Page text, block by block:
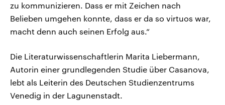
zu kommunizieren. Dass er mit Zeichen nach
Belieben umgehen konnte, dass er da so virtuos war,
macht denn auch seinen Erfolg aus.“
Die Literaturwissenschaftlerin Marita Liebermann,
Autorin einer grundlegenden Studie über Casanova,
lebt als Leiterin des Deutschen Studienzentrums
Venedig in der Lagunenstadt.